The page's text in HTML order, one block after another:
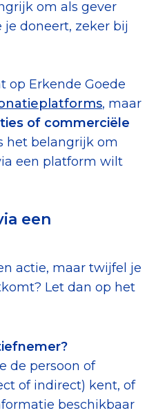
om als gever
doneert, zeker bij
op Erkende Goede
, maar
of commerciële
het belangrijk om
een platform wilt
een
actie, maar twijfel je
Let dan op het
de persoon of
of indirect) kent, of
beschikbaar